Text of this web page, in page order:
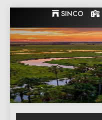
to
content
SINCO